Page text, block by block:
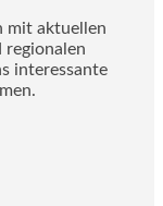
mit aktuellen
interessante